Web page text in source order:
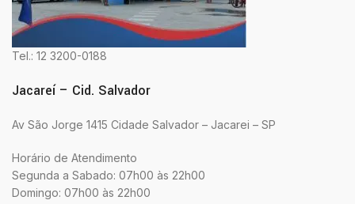
Tel.: 12 3200-0188
Jacareí – Cid. Salvador
Av São Jorge 1415 Cidade Salvador – Jacarei – SP
Horário de Atendimento
Segunda a Sabado: 07h00 às 22h00
Domingo: 07h00 às 22h00